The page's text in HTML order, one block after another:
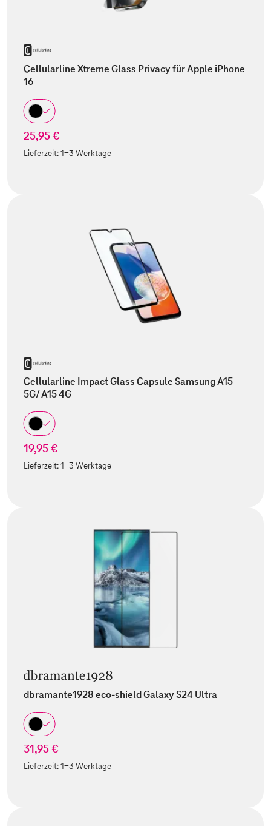
Cellularline Xtreme Glass Privacy für Apple iPhone
16
25,95 €
Lieferzeit:1-3 Werktage
Cellularline Impact Glass Capsule Samsung A15
5G/ A15 4G
19,95 €
Lieferzeit:1-3 Werktage
dbramante1928 eco-shield Galaxy S24 Ultra
31,95 €
Lieferzeit:1-3 Werktage